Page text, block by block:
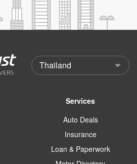
Services
Auto Deals
Insurance
Loan & Paperwork